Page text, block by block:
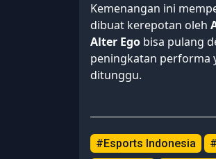
Kemenangan ini
dibuat kerepotan oleh
Alter Ego bisa pulang
peningkatan performa
ditunggu.
#Esports Indonesia